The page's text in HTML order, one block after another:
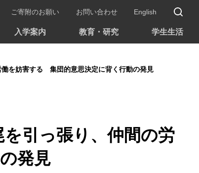
入学案内 教育・研究 学生生活
ご寄附のお願い お問い合わせ English
働を妨害する 集団的意思決定に背く行動の発見
引っ張り、仲間の労
発見